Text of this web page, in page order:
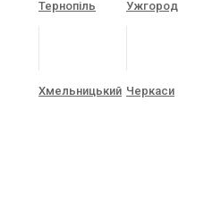
Тернопіль Ужгород
Хмельницький Черкаси